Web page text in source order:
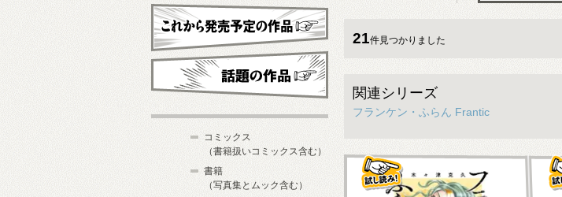
21件見つかりました
関連シリーズ
フランケン・ふらん Frantic
新刊・近刊
これから発売予定
コミックス
（書籍扱いコミックス含む）
書籍
（写真集とムック含む）